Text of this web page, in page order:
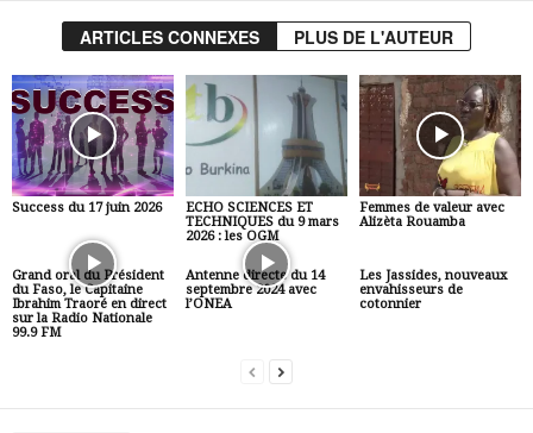
ARTICLES CONNEXES PLUS DE L'AUTEUR
Success du 17 juin 2026
ECHO SCIENCES ET
TECHNIQUES du 9 mars
2026 : les OGM
Femmes de valeur avec
Alizèta Rouamba
Grand oral du Président
du Faso, le Capitaine
Ibrahim Traoré en direct
sur la Radio Nationale
99.9 FM
Antenne directe du 14
septembre 2024 avec
l’ONEA
Les Jassides, nouveaux
envahisseurs de
cotonnier